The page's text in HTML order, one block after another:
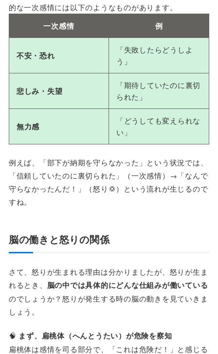
的な一次感情には以下のようなものがあります。
一次感情 例
不安・恐れ
「失敗したらどうしよ
う」
悲しみ・失望
「期待していたのに裏切
られた」
無力感
「どうしても変えられな
い」
例えば、「部下が納期を守らなかった」という状況では、
「信頼していたのに裏切られた」（一次感情）→「なんで
守らなかったんだ！」（怒り💢）という流れが生じるので
すね。
脳の働きと怒りの関係
さて、怒りが生まれる理由は分かりましたが、怒りが生ま
れるとき、 脳の中では具体的にどんな仕組みが働いている
のでしょうか？怒りが発生する時の脳の動きを見ていきま
しょう。
🧠 まず、扁桃体（へんとうたい）が危険を察知
扁桃体は感情を司る部分で、「これは危険だ！」と感じる